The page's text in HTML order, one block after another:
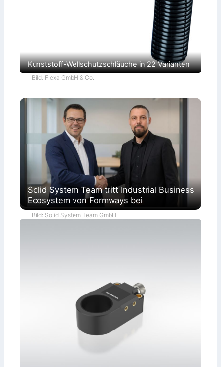
Kunststoff-Wellschutzschläuche in 22 Varianten
Bild: Flexa GmbH & Co.
Solid System Team tritt Industrial Business
Ecosystem von Formways bei
Bild: Solid System Team GmbH